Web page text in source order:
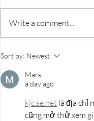
The Official 2026
for a Limited Time!
Write a comment...
Sort by: Newest
Mars
a day ago
kjc.se.net là địa chỉ
cũng mở thử xem